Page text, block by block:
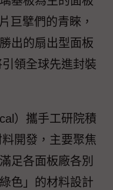
巨擘們的青睞，
出的扇出型面板
領全球先進封裝
）攜手工研院積
開發，主要聚焦
足各面板廠各別
色」的材料設計